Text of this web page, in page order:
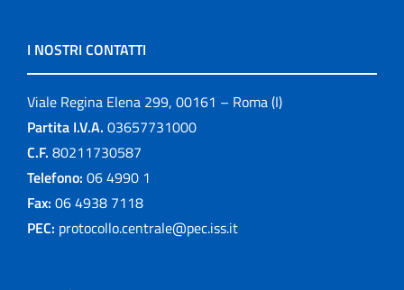
I NOSTRI CONTATTI
Viale Regina Elena 299, 00161 – Roma (I)
Partita I.V.A. 03657731000
C.F. 80211730587
Telefono: 06 4990 1
Fax: 06 4938 7118
PEC: protocollo.centrale@pec.iss.it